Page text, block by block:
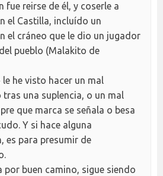
fue reirse de él, y coserle a
el Castilla, incluído un
el cráneo que le dio un jugador
pueblo (Malakito de
he visto hacer un mal
una suplencia, o un mal
que marca se señala o besa
Y si hace alguna
es para presumir de
por buen camino, sigue siendo